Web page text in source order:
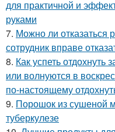
для практичной и
руками
7. Можно ли отказаться
сотрудник вправе
8. Как успеть отдохнуть
или волнуются в
по-настоящему
9. Порошок из сушеной
туберкулезе